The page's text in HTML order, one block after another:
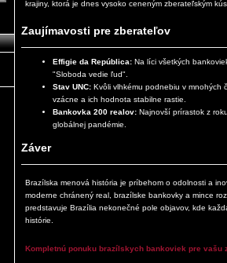
krajiny, ktorá je dnes vysoko ceneným zberateľským
Zaujímavosti pre zberateľov
Effigie da República: Na líci všetkých
"Sloboda vedie ľud".
Stav UNC: Kvôli vlhkému podnebiu v mnohých
vzácne a ich hodnota stabilne rastie.
Bankovka 200 realov: Najnovší prírastok z
globálnej pandémie.
Záver
Brazílska menová história je príbehom o odolnosti a
moderne chránený real, brazílske bankovky a mince
predstavuje Brazília nekonečné pole objavov, kde
histórie.
Kompletnú ponuku brazílskych bankoviek pre vašu